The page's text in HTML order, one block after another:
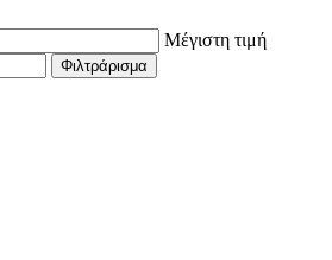
Μέγιστη τιμή
Φιλτράρισμα